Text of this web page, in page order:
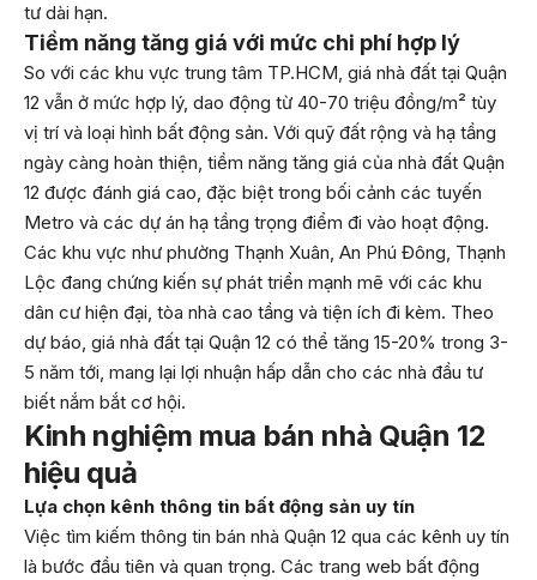
tư dài hạn.
Tiềm năng tăng giá với mức chi phí hợp lý
So với các khu vực trung tâm TP.HCM, giá nhà đất tại Quận
12 vẫn ở mức hợp lý, dao động từ 40-70 triệu đồng/m² tùy
vị trí và loại hình bất động sản. Với quỹ đất rộng và hạ tầng
ngày càng hoàn thiện, tiềm năng tăng giá của nhà đất Quận
12 được đánh giá cao, đặc biệt trong bối cảnh các tuyến
Metro và các dự án hạ tầng trọng điểm đi vào hoạt động.
Các khu vực như phường Thạnh Xuân, An Phú Đông, Thạnh
Lộc đang chứng kiến sự phát triển mạnh mẽ với các khu
dân cư hiện đại, tòa nhà cao tầng và tiện ích đi kèm. Theo
dự báo, giá nhà đất tại Quận 12 có thể tăng 15-20% trong 3-
5 năm tới, mang lại lợi nhuận hấp dẫn cho các nhà đầu tư
biết nắm bắt cơ hội.
Kinh nghiệm mua bán nhà Quận 12
hiệu quả
Lựa chọn kênh thông tin bất động sản uy tín
Việc tìm kiếm thông tin bán nhà Quận 12 qua các kênh uy tín
là bước đầu tiên và quan trọng. Các trang web bất động